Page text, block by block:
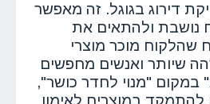
דירוג בגוגל. זה מאפשר
נושבת ולהתאים את
שהלקוח מוכר מוצרי
שיותר ואנשים מחפשים
במקום "מנוי לחדר כושר",
להתמקד במוצרים לאימון